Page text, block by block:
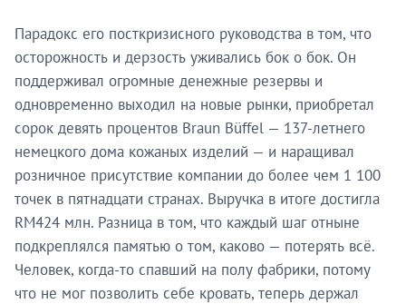
Парадокс его посткризисного руководства в том, что
осторожность и дерзость уживались бок о бок. Он
поддерживал огромные денежные резервы и
одновременно выходил на новые рынки, приобретал
сорок девять процентов Braun Büffel — 137-летнего
немецкого дома кожаных изделий — и наращивал
розничное присутствие компании до более чем 1 100
точек в пятнадцати странах. Выручка в итоге достигла
RM424 млн. Разница в том, что каждый шаг отныне
подкреплялся памятью о том, каково — потерять всё.
Человек, когда-то спавший на полу фабрики, потому
что не мог позволить себе кровать, теперь держал